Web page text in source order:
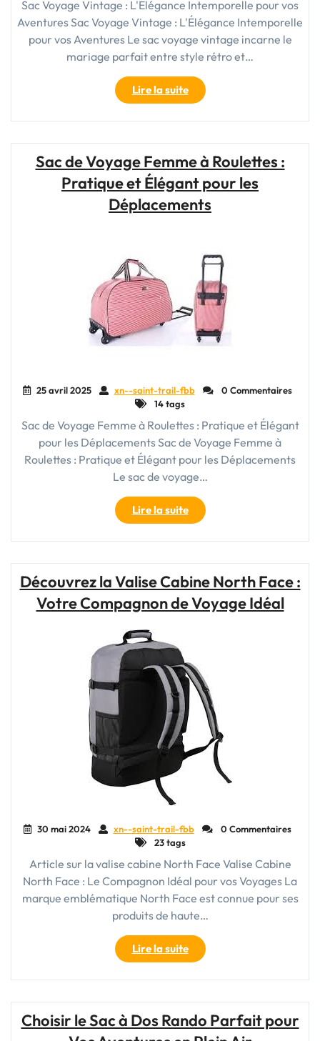
Sac Voyage Vintage : L'Élégance Intemporelle pour vos
Aventures Sac Voyage Vintage : L'Élégance Intemporelle
pour vos Aventures Le sac voyage vintage incarne le
mariage parfait entre style rétro et…
Lire la suite"Élégance
intemporelle
:
sac
voyage
vintage,
compagnon
de
Sac de Voyage Femme à Roulettes :
Pratique et Élégant pour les
Déplacements
25 avril 2025 xn--saint-trail-fbb
0 Commentaires
14 tags
Sac de Voyage Femme à Roulettes : Pratique et Élégant
pour les Déplacements Sac de Voyage Femme à
Roulettes : Pratique et Élégant pour les Déplacements
Le sac de voyage…
Lire la suite"Sac
de
Voyage
Roulettes
:
pour
les
Déplacements"
Découvrez la Valise Cabine North Face :
Votre Compagnon de Voyage Idéal
30 mai 2024 xn--saint-trail-fbb
0 Commentaires
23 tags
Article sur la valise cabine North Face Valise Cabine
North Face : Le Compagnon Idéal pour vos Voyages La
marque emblématique North Face est connue pour ses
produits de haute…
Lire la suite"Découvrez
la
Valise
Face
Choisir le Sac à Dos Rando Parfait pour